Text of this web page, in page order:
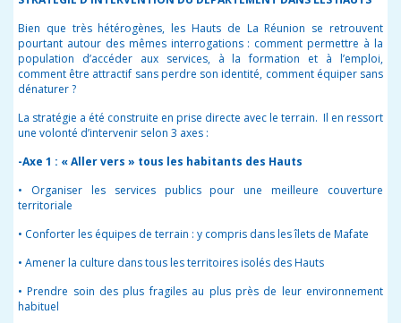
Bien que très hétérogènes, les Hauts de La Réunion se retrouvent
pourtant autour des mêmes interrogations : comment permettre à la
population d’accéder aux services, à la formation et à l’emploi,
comment être attractif sans perdre son identité, comment équiper sans
dénaturer ?
La stratégie a été construite en prise directe avec le terrain. Il en ressort
une volonté d’intervenir selon 3 axes :
-Axe 1 : « Aller vers » tous les habitants des Hauts
• Organiser les services publics pour une meilleure couverture
territoriale
• Conforter les équipes de terrain : y compris dans les îlets de Mafate
• Amener la culture dans tous les territoires isolés des Hauts
• Prendre soin des plus fragiles au plus près de leur environnement
habituel